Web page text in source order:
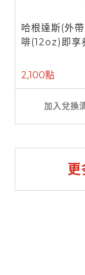
哈根達斯(外
啡(12oz)即享
2,100點
加入兌換
更